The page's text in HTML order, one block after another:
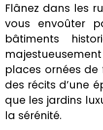
Flânez dans les
vous envoûter
bâtiments
places ornées
des récits d’une
que les jardins
la sérénité.